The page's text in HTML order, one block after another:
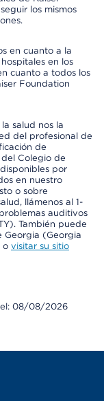
los mismos
en cuanto a la
en los
cuanto a todos los
Foundation
salud nos la
del profesional de
de
Colegio de
por
en nuestro
o sobre
llámenos al 1-
auditivos
También puede
Georgia (Georgia
o visitar su sitio
el: 08/08/2026